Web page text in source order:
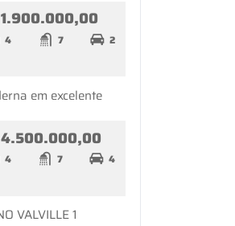
1.900.000,00
4 7 2
em excelente
4.500.000,00
4 7 4
VALVILLE 1